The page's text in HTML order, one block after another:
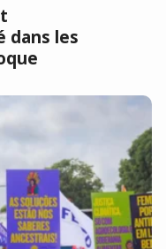
dans les